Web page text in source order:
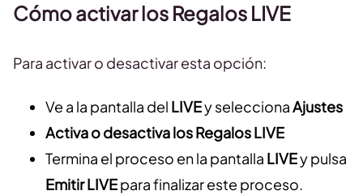
Cómo activar los Regalos LIVE
Para activar o desactivar esta opción:
Ve a la pantalla del LIVEy seleccionaAjustes
Activa o desactiva los Regalos LIVE
Termina el proceso en la pantalla LIVEy pulsa
Emitir LIVEpara finalizar este proceso.